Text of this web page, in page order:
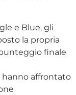
e Blue, gli
la propria
finale
affrontato